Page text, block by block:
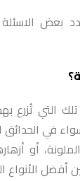
بعض
التي تُزرع
في الحدائق
أو
أفضل الأنواع